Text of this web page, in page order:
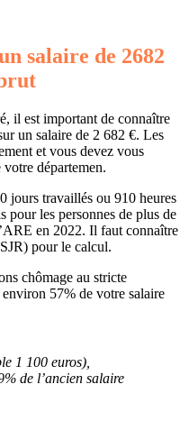
salaire de 2682
il est important de connaître
un salaire de 2 682 €. Les
et vous devez vous
départemen.
jours travaillés ou 910 heures
pour les personnes de plus de
en 2022. Il faut connaître
pour le calcul.
chômage au stricte
57% de votre salaire
1 100 euros),
de l’ancien salaire